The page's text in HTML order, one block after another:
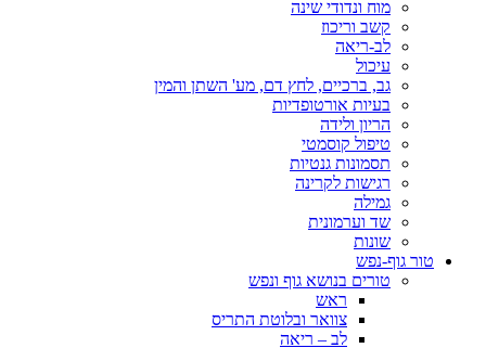
מוח ונדודי שינה
קשב וריכוז
לב-ריאה
עיכול
גב, ברכיים, לחץ דם, מע' השתן והמין
בעיות אורטופדיות
הריון ולידה
טיפול קוסמטי
תסמונות גנטיות
רגישות לקרינה
גמילה
שד וערמונית
שונות
טור גוף-נפש
טורים בנושא גוף ונפש
ראש
צוואר ובלוטת התריס
לב – ריאה